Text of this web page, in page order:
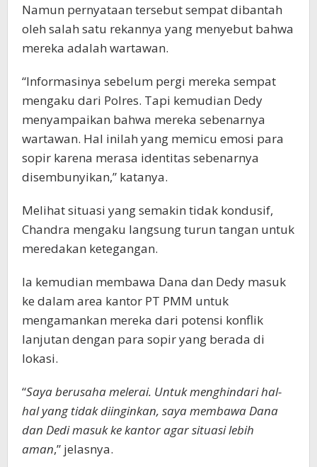
Namun pernyataan tersebut sempat dibantah
oleh salah satu rekannya yang menyebut bahwa
mereka adalah wartawan.
“Informasinya sebelum pergi mereka sempat
mengaku dari Polres. Tapi kemudian Dedy
menyampaikan bahwa mereka sebenarnya
wartawan. Hal inilah yang memicu emosi para
sopir karena merasa identitas sebenarnya
disembunyikan,” katanya.
Melihat situasi yang semakin tidak kondusif,
Chandra mengaku langsung turun tangan untuk
meredakan ketegangan.
Ia kemudian membawa Dana dan Dedy masuk
ke dalam area kantor PT PMM untuk
mengamankan mereka dari potensi konflik
lanjutan dengan para sopir yang berada di
lokasi.
“Saya berusaha melerai. Untuk menghindari hal-
hal yang tidak diinginkan, saya membawa Dana
dan Dedi masuk ke kantor agar situasi lebih
aman,” jelasnya.